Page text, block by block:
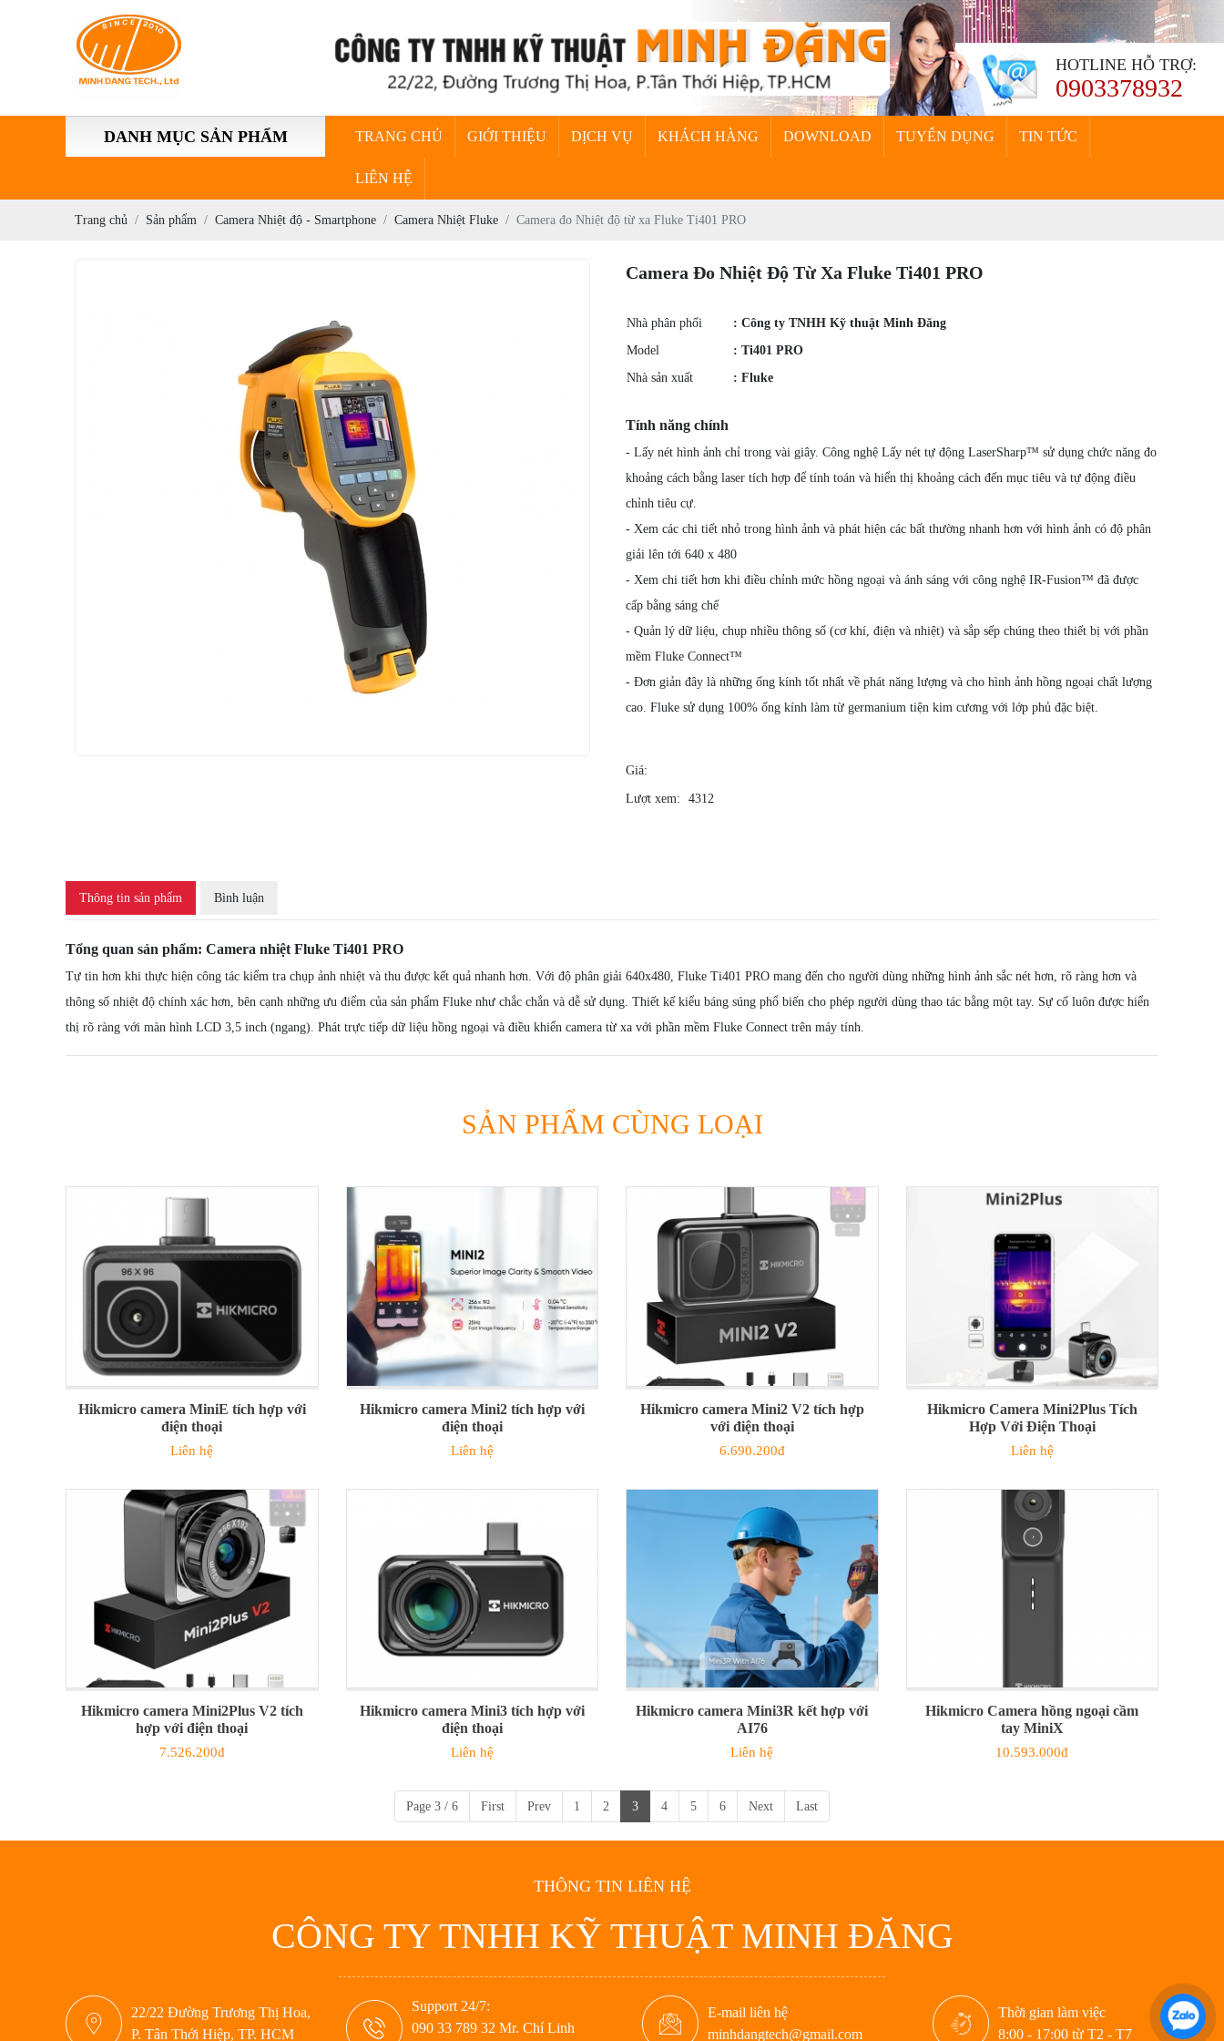
HOTLINE HỖ TRỢ:
0903378932
DANH MỤC SẢN PHẨM TRANG CHỦ GIỚI THIỆU DỊCH VỤ KHÁCH HÀNG DOWNLOAD TUYỂN DỤNG TIN TỨC
LIÊN HỆ
Trang chủ Sản phẩm Camera Nhiệt độ - Smartphone Camera Nhiệt Fluke Camera đo Nhiệt độ từ xa Fluke Ti401 PRO
Camera Đo Nhiệt Độ Từ Xa Fluke Ti401 PRO
Nhà phân phối
: Công ty TNHH Kỹ thuật Minh Đăng
Model
: Ti401 PRO
Nhà sản xuất
: Fluke
Tính năng chính
- Lấy nét hình ảnh chỉ trong vài giây. Công nghệ Lấy nét tự động LaserSharp™ sử dụng chức năng đo
khoảng cách bằng laser tích hợp để tính toán và hiển thị khoảng cách đến mục tiêu và tự động điều
chỉnh tiêu cự.
- Xem các chi tiết nhỏ trong hình ảnh và phát hiện các bất thường nhanh hơn với hình ảnh có độ phân
giải lên tới 640 x 480
- Xem chi tiết hơn khi điều chỉnh mức hồng ngoại và ánh sáng với công nghệ IR-Fusion™ đã được
cấp bằng sáng chế
- Quản lý dữ liệu, chụp nhiều thông số (cơ khí, điện và nhiệt) và sắp sếp chúng theo thiết bị với phần
mềm Fluke Connect™
- Đơn giản đây là những ống kính tốt nhất về phát năng lượng và cho hình ảnh hồng ngoại chất lượng
cao. Fluke sử dụng 100% ống kính làm từ germanium tiện kim cương với lớp phủ đặc biệt.
Giá:
Lượt xem: 4312
Thông tin sản phẩm Bình luận
Tổng quan sản phẩm: Camera nhiệt Fluke Ti401 PRO
Tự tin hơn khi thực hiện công tác kiểm tra chụp ảnh nhiệt và thu được kết quả nhanh hơn. Với độ phân giải 640x480, Fluke Ti401 PRO mang đến cho người dùng những hình ảnh sắc nét hơn, rõ ràng hơn và
thông số nhiệt độ chính xác hơn, bên cạnh những ưu điểm của sản phẩm Fluke như chắc chắn và dễ sử dụng. Thiết kế kiểu báng súng phổ biến cho phép người dùng thao tác bằng một tay. Sự cố luôn được hiển
thị rõ ràng với màn hình LCD 3,5 inch (ngang). Phát trực tiếp dữ liệu hồng ngoại và điều khiển camera từ xa với phần mềm Fluke Connect trên máy tính.
SẢN PHẨM CÙNG LOẠI
Hikmicro camera MiniE tích hợp với
điện thoại
Liên hệ
Hikmicro camera Mini2 tích hợp với
điện thoại
Liên hệ
Hikmicro camera Mini2 V2 tích hợp
với điện thoại
6.690.200đ
Hikmicro Camera Mini2Plus Tích
Hợp Với Điện Thoại
Liên hệ
Hikmicro camera Mini2Plus V2 tích
hợp với điện thoại
7.526.200đ
Hikmicro camera Mini3 tích hợp với
điện thoại
Liên hệ
Hikmicro camera Mini3R kết hợp với
AI76
Liên hệ
Hikmicro Camera hồng ngoại cầm
tay MiniX
10.593.000đ
Page 3 / 6 First Prev 1 2 3 4 5 6 Next Last
THÔNG TIN LIÊN HỆ
CÔNG TY TNHH KỸ THUẬT MINH ĐĂNG
22/22 Đường Trương Thị Hoa,
P. Tân Thới Hiệp, TP. HCM
Support 24/7:
090 33 789 32 Mr. Chí Linh
E-mail liên hệ
minhdangtech@gmail.com
Thời gian làm việc
8:00 - 17:00 từ T2 - T7